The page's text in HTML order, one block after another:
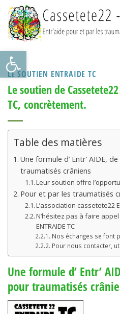
Ouvrir la barre d’outils
Skip
content
LE SOUTIEN ENTRAIDE TC
Le soutien de
TC, concrètement.
Table des matières
Une formule d’ Entr’ AIDE,
traumatisés crâniens
Leur soutien offre
Pour et par les traumatisés
L’association cassetete22
N’hésitez pas à faire
ENTRAIDE TC
Nos échanges se font
Pour nous contacter,
Une formule d’ Entr’
pour traumatisés